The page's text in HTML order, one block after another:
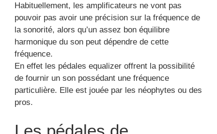
Habituellement, les amplificateurs ne vont pas
pouvoir pas avoir une précision sur la fréquence de
la sonorité, alors qu’un assez bon équilibre
harmonique du son peut dépendre de cette
fréquence.
En effet les pédales equalizer offrent la possibilité
de fournir un son possédant une fréquence
particulière. Elle est jouée par les néophytes ou des
pros.